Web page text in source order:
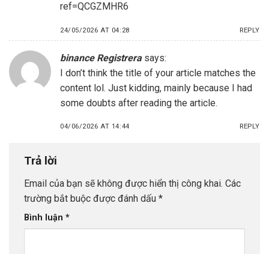
ref=QCGZMHR6
24/05/2026 AT 04:28 REPLY
binance Registrera says:
I don’t think the title of your article matches the
content lol. Just kidding, mainly because I had
some doubts after reading the article.
04/06/2026 AT 14:44 REPLY
Trả lời
Email của bạn sẽ không được hiển thị công khai. Các
trường bắt buộc được đánh dấu *
Bình luận *